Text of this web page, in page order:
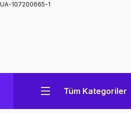
UA-107200665-1
Tüm Kategoriler